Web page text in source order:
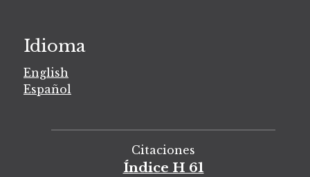
Idioma
English
Español
Citaciones
Índice H 61